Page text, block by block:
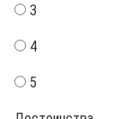
3
4
5